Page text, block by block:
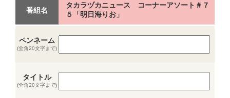
番組名
タカラヅカニュース コーナーアソート＃７
５「明日海りお」
ペンネーム
(全角20文字まで)
タイトル
(全角20文字まで)